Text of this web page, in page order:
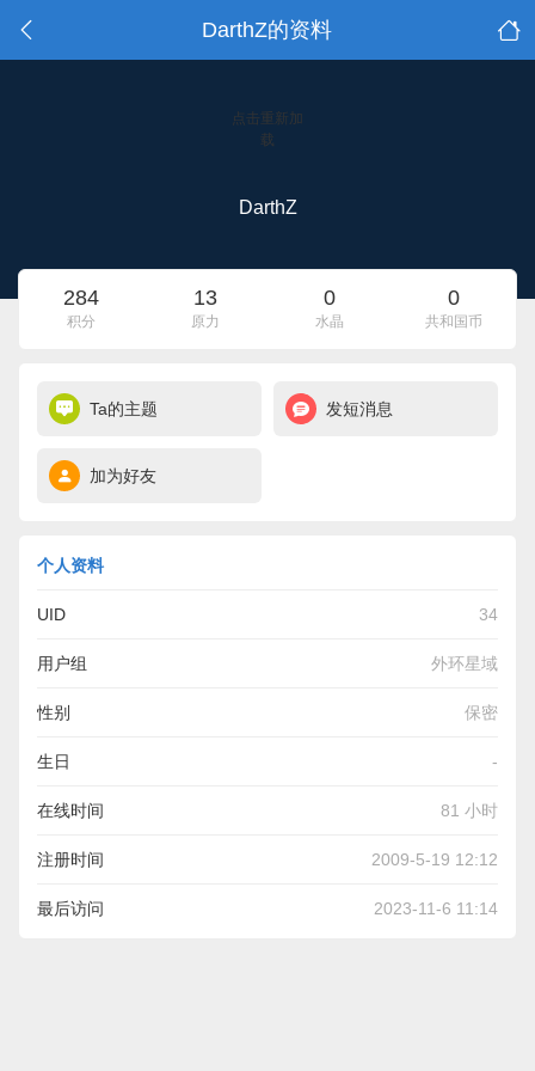
DarthZ的资料
点击重新加
载
DarthZ
284
积分
13
原力
0
水晶
0
共和国币
Ta的主题 发短消息
加为好友
个人资料
UID 34
用户组 外环星域
性别 保密
生日 -
在线时间 81 小时
注册时间 2009-5-19 12:12
最后访问 2023-11-6 11:14